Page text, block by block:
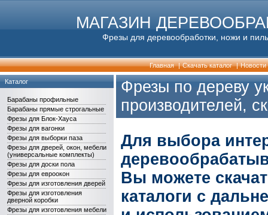
МАГАЗИН
Фрезы для деревообработки, ножи и
Главная | Скачать каталог | Новости
Каталог
Барабаны профильные
Барабаны прямые строгальные
Фрезы для Блок-Хауса
Фрезы для вагонки
Фрезы для выборки паза
Фрезы для дверей, окон, мебели
(универсальные комплекты)
Фрезы для доски пола
Фрезы для евроокон
Фрезы для изготовления дверей
Фрезы для изготовления
дверной коробки
Фрезы для изготовления мебели
Фрезы по дереву
производителей,
Для выбора
Вы можете
каталоги с